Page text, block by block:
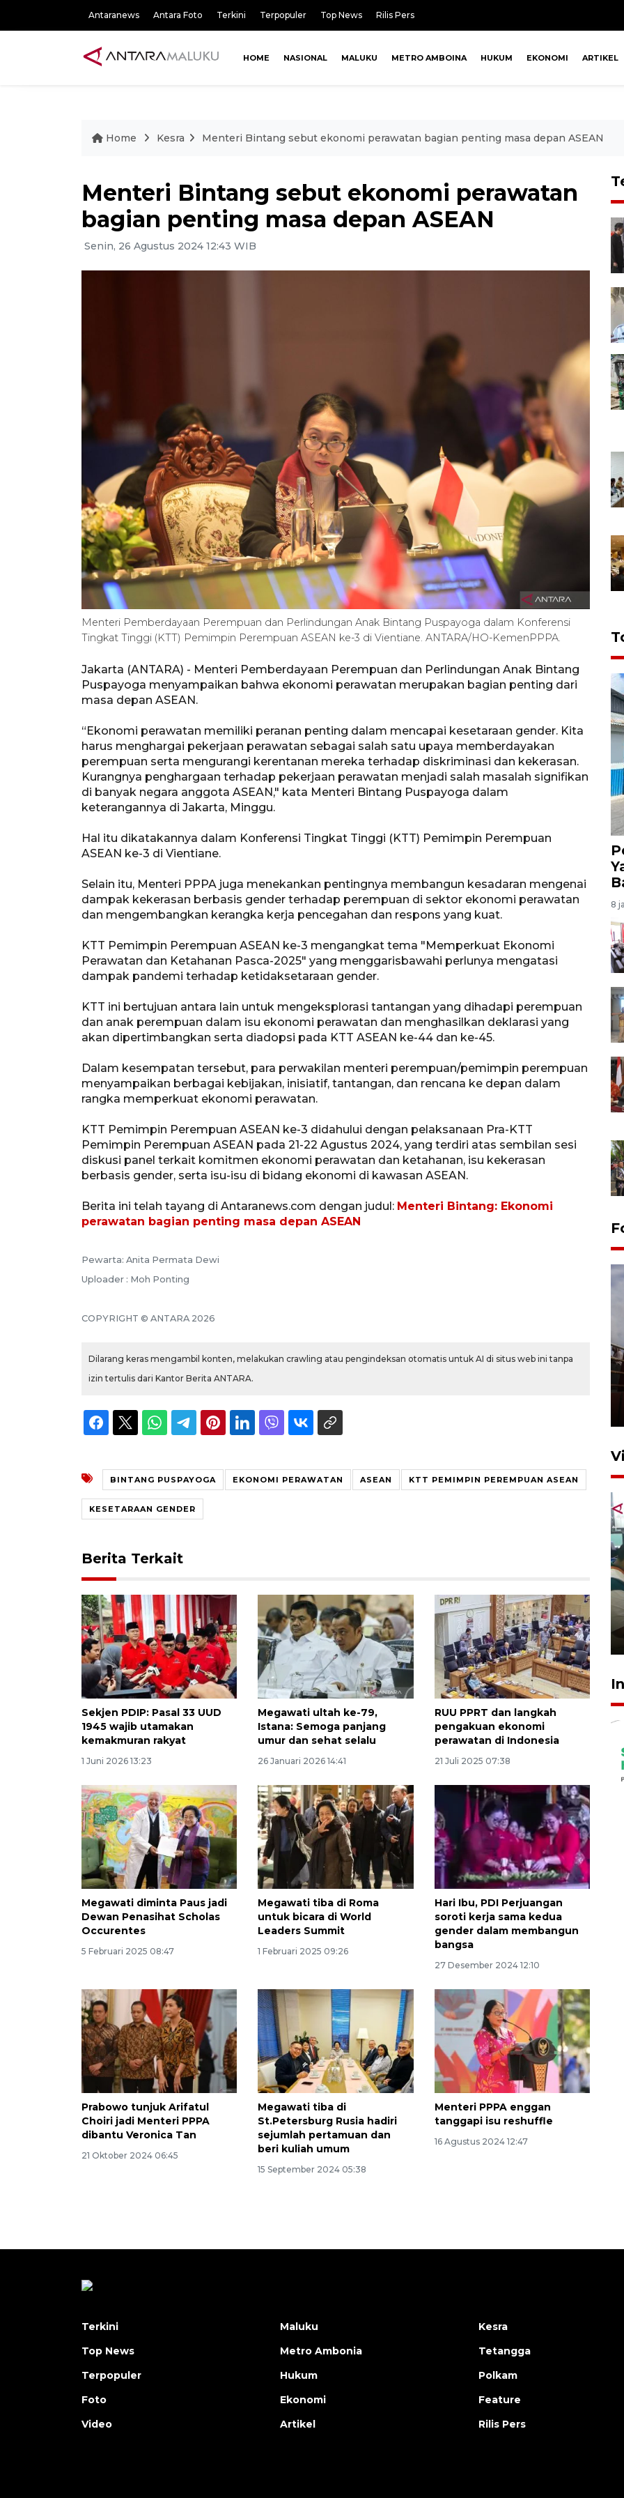
Antaranews Antara Foto Terkini Terpopuler Top News Rilis Pers
HOME NASIONAL MALUKU METRO AMBOINA HUKUM EKONOMI ARTIKEL
Home Kesra Menteri Bintang sebut ekonomi perawatan bagian penting masa depan ASEAN
Menteri Bintang sebut ekonomi perawatan
bagian penting masa depan ASEAN
Senin, 26 Agustus 2024 12:43 WIB
Menteri Pemberdayaan Perempuan dan Perlindungan Anak Bintang Puspayoga dalam Konferensi
Tingkat Tinggi (KTT) Pemimpin Perempuan ASEAN ke-3 di Vientiane. ANTARA/HO-KemenPPPA.
Jakarta (ANTARA) - Menteri Pemberdayaan Perempuan dan Perlindungan Anak Bintang
Puspayoga menyampaikan bahwa ekonomi perawatan merupakan bagian penting dari
masa depan ASEAN.
“Ekonomi perawatan memiliki peranan penting dalam mencapai kesetaraan gender. Kita
harus menghargai pekerjaan perawatan sebagai salah satu upaya memberdayakan
perempuan serta mengurangi kerentanan mereka terhadap diskriminasi dan kekerasan.
Kurangnya penghargaan terhadap pekerjaan perawatan menjadi salah masalah signifikan
di banyak negara anggota ASEAN," kata Menteri Bintang Puspayoga dalam
keterangannya di Jakarta, Minggu.
Hal itu dikatakannya dalam Konferensi Tingkat Tinggi (KTT) Pemimpin Perempuan
ASEAN ke-3 di Vientiane.
Selain itu, Menteri PPPA juga menekankan pentingnya membangun kesadaran mengenai
dampak kekerasan berbasis gender terhadap perempuan di sektor ekonomi perawatan
dan mengembangkan kerangka kerja pencegahan dan respons yang kuat.
KTT Pemimpin Perempuan ASEAN ke-3 mengangkat tema "Memperkuat Ekonomi
Perawatan dan Ketahanan Pasca-2025" yang menggarisbawahi perlunya mengatasi
dampak pandemi terhadap ketidaksetaraan gender.
KTT ini bertujuan antara lain untuk mengeksplorasi tantangan yang dihadapi perempuan
dan anak perempuan dalam isu ekonomi perawatan dan menghasilkan deklarasi yang
akan dipertimbangkan serta diadopsi pada KTT ASEAN ke-44 dan ke-45.
Dalam kesempatan tersebut, para perwakilan menteri perempuan/pemimpin perempuan
menyampaikan berbagai kebijakan, inisiatif, tantangan, dan rencana ke depan dalam
rangka memperkuat ekonomi perawatan.
KTT Pemimpin Perempuan ASEAN ke-3 didahului dengan pelaksanaan Pra-KTT
Pemimpin Perempuan ASEAN pada 21-22 Agustus 2024, yang terdiri atas sembilan sesi
diskusi panel terkait komitmen ekonomi perawatan dan ketahanan, isu kekerasan
berbasis gender, serta isu-isu di bidang ekonomi di kawasan ASEAN.
Berita ini telah tayang di Antaranews.com dengan judul: Menteri Bintang: Ekonomi
perawatan bagian penting masa depan ASEAN
Pewarta: Anita Permata Dewi
Uploader : Moh Ponting
COPYRIGHT © ANTARA 2026
Dilarang keras mengambil konten, melakukan crawling atau pengindeksan otomatis untuk AI di situs web ini tanpa
izin tertulis dari Kantor Berita ANTARA.
BINTANG PUSPAYOGA EKONOMI PERAWATAN ASEAN KTT PEMIMPIN PEREMPUAN ASEAN
KESETARAAN GENDER
Berita Terkait
Sekjen PDIP: Pasal 33 UUD
1945 wajib utamakan
kemakmuran rakyat
1 Juni 2026 13:23
Megawati ultah ke-79,
Istana: Semoga panjang
umur dan sehat selalu
26 Januari 2026 14:41
RUU PPRT dan langkah
pengakuan ekonomi
perawatan di Indonesia
21 Juli 2025 07:38
Megawati diminta Paus jadi
Dewan Penasihat Scholas
Occurentes
5 Februari 2025 08:47
Megawati tiba di Roma
untuk bicara di World
Leaders Summit
1 Februari 2025 09:26
Hari Ibu, PDI Perjuangan
soroti kerja sama kedua
gender dalam membangun
bangsa
27 Desember 2024 12:10
Prabowo tunjuk Arifatul
Choiri jadi Menteri PPPA
dibantu Veronica Tan
21 Oktober 2024 06:45
Megawati tiba di
St.Petersburg Rusia hadiri
sejumlah pertamuan dan
beri kuliah umum
15 September 2024 05:38
Menteri PPPA enggan
tanggapi isu reshuffle
16 Agustus 2024 12:47
8
ruang pada anak di lembaga
pembinaan
23 Juli 2026 14:28
Awas penipuan berbasis AI
2026-08-07 13:45:00
Terkini
Top News
Terpopuler
Foto
Video
Maluku
Metro Ambonia
Hukum
Ekonomi
Artikel
Kesra
Tetangga
Polkam
Feature
Rilis Pers